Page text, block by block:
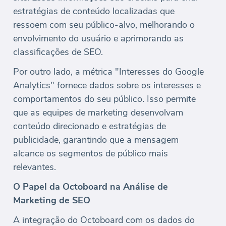
estratégias de conteúdo localizadas que
ressoem com seu público-alvo, melhorando o
envolvimento do usuário e aprimorando as
classificações de SEO.
Por outro lado, a métrica "Interesses do Google
Analytics" fornece dados sobre os interesses e
comportamentos do seu público. Isso permite
que as equipes de marketing desenvolvam
conteúdo direcionado e estratégias de
publicidade, garantindo que a mensagem
alcance os segmentos de público mais
relevantes.
O Papel da Octoboard na Análise de
Marketing de SEO
A integração do Octoboard com os dados do